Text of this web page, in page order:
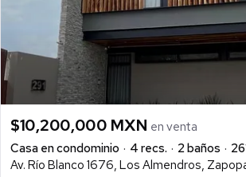
$10,200,000 MXN en venta
Casa en condominio
4 recs. 2 baños
Av. Río Blanco 1676, Los Almendros,